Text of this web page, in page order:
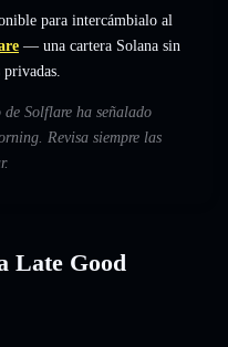
para intercámbialo al
— una cartera Solana sin
privadas.
Solflare ha señalado
Revisa siempre las
Late Good